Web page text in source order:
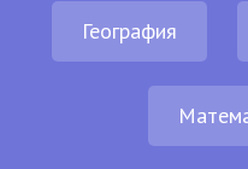
География